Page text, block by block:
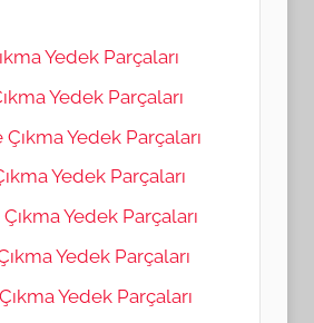
Yedek Parçaları
Yedek Parçaları
Yedek Parçaları
Yedek Parçaları
Yedek Parçaları
Yedek Parçaları
Yedek Parçaları